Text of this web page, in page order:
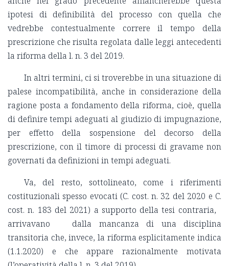
ipotesi di definibilità del processo con quella che
vedrebbe contestualmente correre il tempo della
prescrizione che risulta regolata dalle leggi antecedenti
la riforma della l. n. 3 del 2019.
In altri termini, ci si troverebbe in una situazione di
palese incompatibilità, anche in considerazione della
ragione posta a fondamento della riforma, cioè, quella
di definire tempi adeguati al giudizio di impugnazione,
per effetto della sospensione del decorso della
prescrizione, con il timore di processi di gravame non
governati da definizioni in tempi adeguati.
Va, del resto, sottolineato, come i riferimenti
costituzionali spesso evocati (C. cost. n. 32 del 2020 e C.
cost. n. 183 del 2021) a supporto della tesi contraria,
arrivavano dalla mancanza di una disciplina
transitoria che, invece, la riforma esplicitamente indica
(1.1.2020) e che appare razionalmente motivata